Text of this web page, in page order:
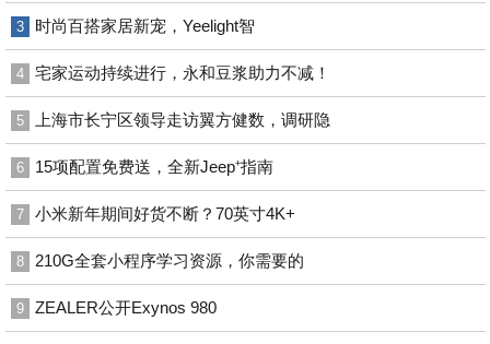
3 时尚百搭家居新宠，Yeelight智
4 宅家运动持续进行，永和豆浆助力不减！
5 上海市长宁区领导走访翼方健数，调研隐
6 15项配置免费送，全新Jeep⁺指南
7 小米新年期间好货不断？70英寸4K+
8 210G全套小程序学习资源，你需要的
9 ZEALER公开Exynos 980